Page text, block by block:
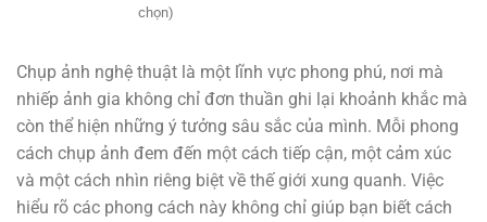
chọn)
Chụp ảnh nghệ thuật là một lĩnh vực phong phú, nơi mà
nhiếp ảnh gia không chỉ đơn thuần ghi lại khoảnh khắc mà
còn thể hiện những ý tưởng sâu sắc của mình. Mỗi phong
cách chụp ảnh đem đến một cách tiếp cận, một cảm xúc
và một cách nhìn riêng biệt về thế giới xung quanh. Việc
hiểu rõ các phong cách này không chỉ giúp bạn biết cách